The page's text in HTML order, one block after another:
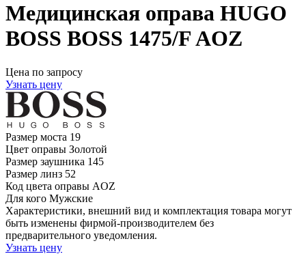
Медицинская оправа HUGO
BOSS BOSS 1475/F AOZ
Цена по запросу
Узнать цену
Размер моста 19
Цвет оправы Золотой
Размер заушника 145
Размер линз 52
Код цвета оправы AOZ
Для кого Мужские
Характеристики, внешний вид и комплектация товара могут
быть изменены фирмой-производителем без
предварительного уведомления.
Узнать цену